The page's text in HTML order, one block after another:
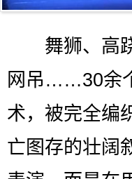
舞狮、高跷
网吊……30余
术，被完全编
亡图存的壮阔